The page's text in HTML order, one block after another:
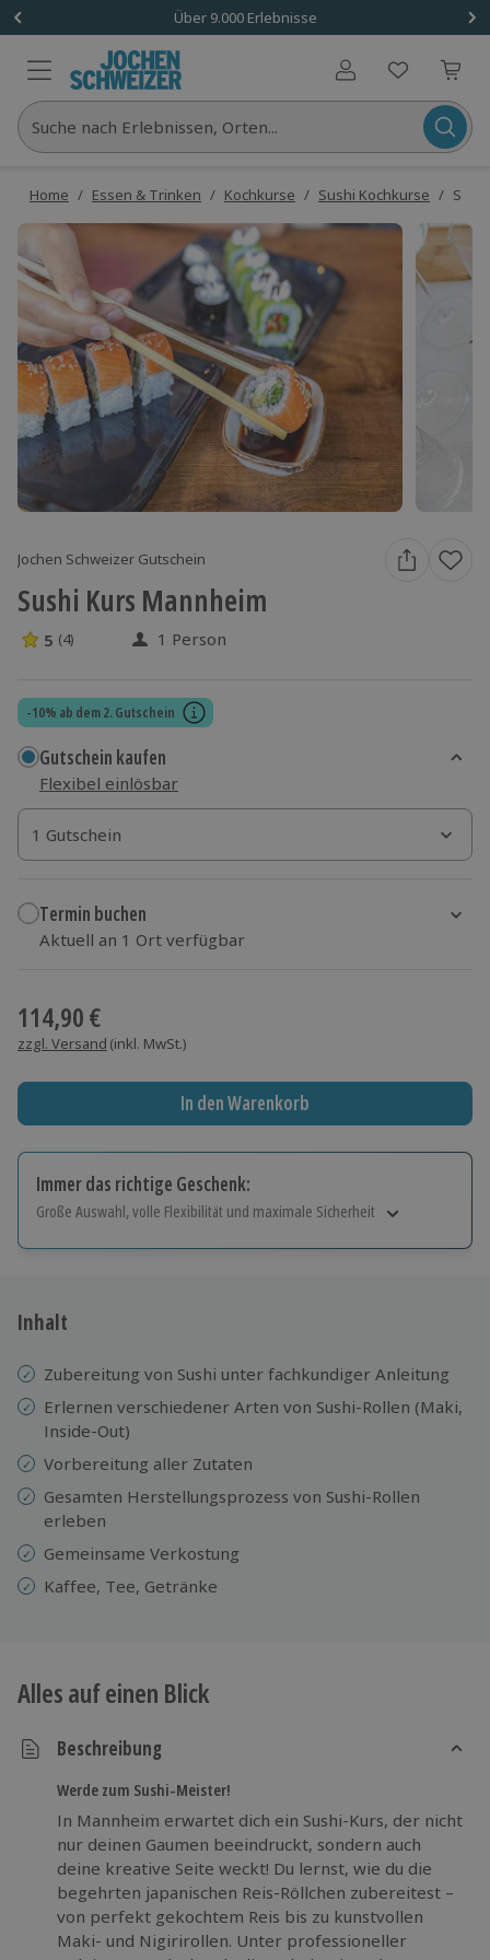
Über 9.000 Erlebnisse
Benutzerkonto
Suche nach Erlebnissen, Orten...
Home / Essen & Trinken / Kochkurse / Sushi Kochkurse /
Jochen Schweizer Gutschein
Sushi Kurs Mannheim
5 Sterne von 5 aus 4 Bewertungen
5 (4) 1 Person
-10% ab dem 2. Gutschein
Gutschein kaufen
Flexibel einlösbar
1 Gutschein
1 Gutschein
1 Gutschein
Termin buchen
Aktuell an 1 Ort verfügbar
114,90 €
zzgl. Versand (inkl. MwSt.)
In den Warenkorb
Immer das richtige Geschenk:
Große Auswahl, volle Flexibilität und maximale Sicherheit
Jeder Gutschein für alle Erlebnisse einlösbar.
Inhalt
Zubereitung von Sushi unter fachkundiger Anleitung
Erlernen verschiedener Arten von Sushi-Rollen (Maki,
Inside-Out)
Vorbereitung aller Zutaten
Gesamten Herstellungsprozess von Sushi-Rollen
erleben
Gemeinsame Verkostung
Kaffee, Tee, Getränke
Alles auf einen Blick
Beschreibung
Werde zum Sushi-Meister!
In Mannheim erwartet dich ein Sushi-Kurs, der nicht
nur deinen Gaumen beeindruckt, sondern auch
deine kreative Seite weckt! Du lernst, wie du die
begehrten japanischen Reis-Röllchen zubereitest –
von perfekt gekochtem Reis bis zu kunstvollen
Maki- und Nigirirollen. Unter professioneller